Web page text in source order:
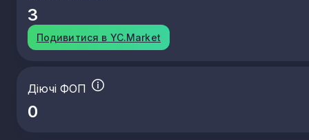
3
Подивитися в YC.Market
Діючі ФОП
0